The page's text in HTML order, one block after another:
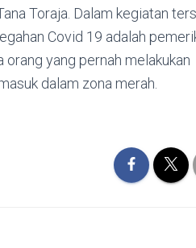
Toraja. Dalam kegiatan
Covid 19 adalah
yang pernah melakukan
dalam zona merah.